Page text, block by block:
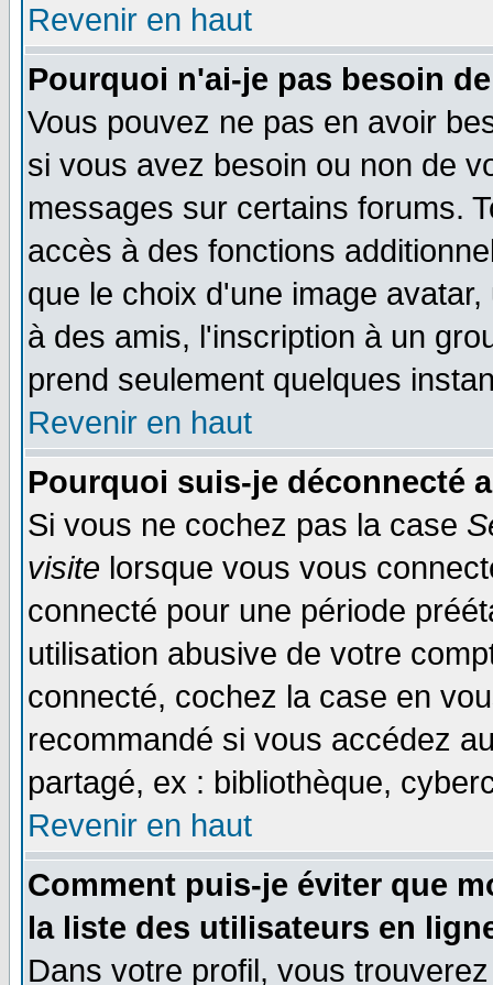
Revenir en haut
Pourquoi n'ai-je pas besoin
Vous pouvez ne pas en avoir
si vous avez besoin ou non de
messages sur certains forums.
accès à des fonctions
que le choix d'une image
à des amis, l'inscription à un
prend seulement quelques
Revenir en haut
Pourquoi suis-je déconnecté
Si vous ne cochez pas la case
visite lorsque vous vous
connecté pour une période
utilisation abusive de votre
connecté, cochez la case en
recommandé si vous accédez
partagé, ex : bibliothèque,
Revenir en haut
Comment puis-je éviter que
la liste des utilisateurs en
Dans votre profil, vous